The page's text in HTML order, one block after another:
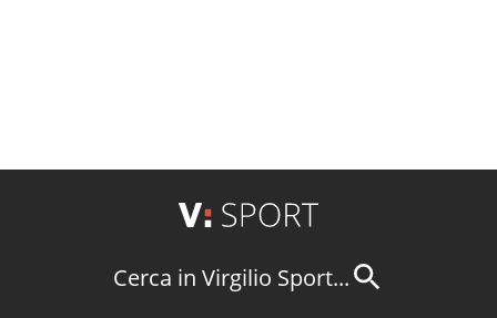
Cerca in Virgilio Sport...